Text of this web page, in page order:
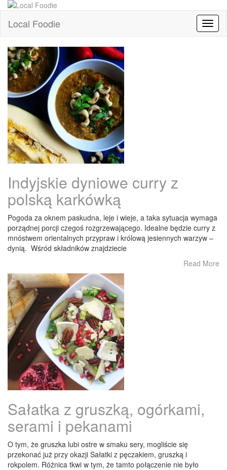
Local Foodie
Indyjskie dyniowe curry z
polską karkówką
Pogoda za oknem paskudna, leje i wieje, a taka sytuacja wymaga
porządnej porcji czegoś rozgrzewającego. Idealne będzie curry z
mnóstwem orientalnych przypraw i królową jesiennych warzyw –
dynią. Wśród składników znajdziecie
Read More
Sałatka z gruszką, ogórkami,
serami i pekanami
O tym, że gruszka lubi ostre w smaku sery, mogliście się
przekonać już przy okazji Sałatki z pęczakiem, gruszką i
rokpolem. Różnica tkwi w tym, że tamto połączenie nie było